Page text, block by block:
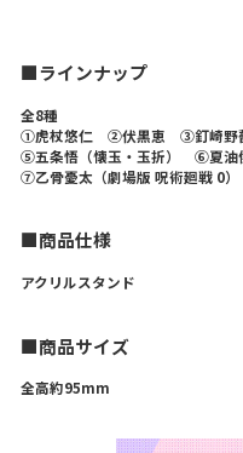
■ラインナップ
全8種
①虎杖悠仁 ②伏黒恵 ③釘崎野
⑤五条悟（懐玉・玉折） ⑥夏油
⑦乙骨憂太（劇場版 呪術廻戦 0
■商品仕様
アクリルスタンド
■商品サイズ
全高約95mm